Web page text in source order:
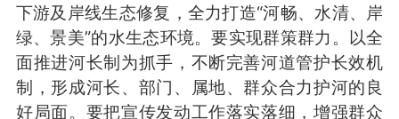
下游及岸线生态修复，全力打造“河畅、水清、岸
绿、景美”的水生态环境。要实现群策群力。以全
面推进河长制为抓手，不断完善河道管护长效机
制，形成河长、部门、属地、群众合力护河的良
好局面。要把宣传发动工作落实落细，增强群众